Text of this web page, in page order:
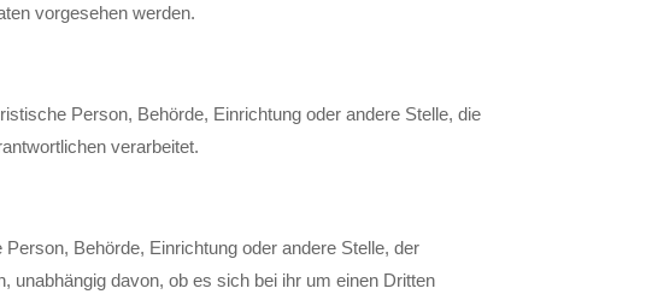
vorgesehen werden.
Person, Behörde, Einrichtung oder andere Stelle, die
verarbeitet.
Behörde, Einrichtung oder andere Stelle, der
unabhängig davon, ob es sich bei ihr um einen Dritten